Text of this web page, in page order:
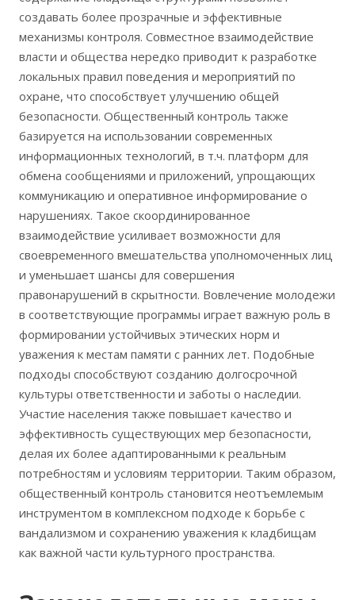
создавать более прозрачные и эффективные
механизмы контроля. Совместное взаимодействие
власти и общества нередко приводит к разработке
локальных правил поведения и мероприятий по
охране, что способствует улучшению общей
безопасности. Общественный контроль также
базируется на использовании современных
информационных технологий, в т.ч. платформ для
обмена сообщениями и приложений, упрощающих
коммуникацию и оперативное информирование о
нарушениях. Такое скоординированное
взаимодействие усиливает возможности для
своевременного вмешательства уполномоченных лиц
и уменьшает шансы для совершения
правонарушений в скрытности. Вовлечение молодежи
в соответствующие программы играет важную роль в
формировании устойчивых этических норм и
уважения к местам памяти с ранних лет. Подобные
подходы способствуют созданию долгосрочной
культуры ответственности и заботы о наследии.
Участие населения также повышает качество и
эффективность существующих мер безопасности,
делая их более адаптированными к реальным
потребностям и условиям территории. Таким образом,
общественный контроль становится неотъемлемым
инструментом в комплексном подходе к борьбе с
вандализмом и сохранению уважения к кладбищам
как важной части культурного пространства.